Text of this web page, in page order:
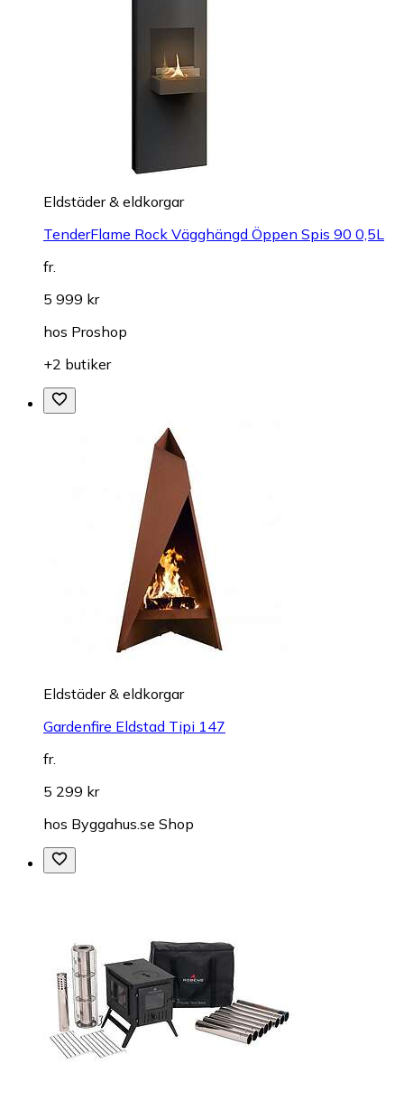
Eldstäder & eldkorgar
TenderFlame Rock Vägghängd Öppen Spis 90 0,5L
fr.
5 999 kr
hos Proshop
+2 butiker
Eldstäder & eldkorgar
Gardenfire Eldstad Tipi 147
fr.
5 299 kr
hos Byggahus.se Shop